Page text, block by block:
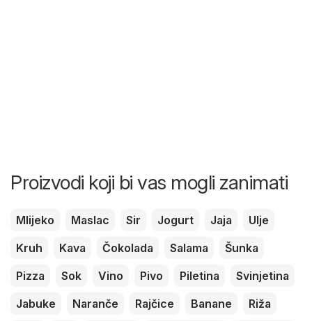
Proizvodi koji bi vas mogli zanimati
Mlijeko Maslac Sir Jogurt Jaja
Ulje
Kruh
Kava Čokolada Salama
Šunka
Pizza
Sok Vino Pivo Piletina
Svinjetina
Jabuke
Naranče Rajčice Banane
Riža